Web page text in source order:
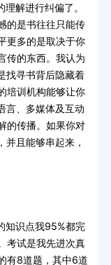
解进行纠偏了。
的是书往往只能传
更多的是取决于你
传的东西。我认为
找寻书背后隐藏着
培训机构能够让你
言、多媒体及互动
的传播。如果你对
且能够串起来，
识点我95%都完
考试是我先进次真
有8道题，其中6道